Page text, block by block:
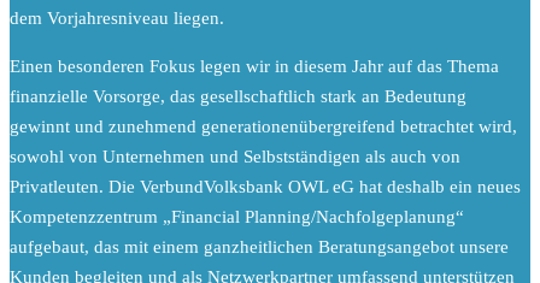
dem Vorjahresniveau liegen.
Einen besonderen Fokus legen wir in diesem Jahr auf das Thema
finanzielle Vorsorge, das gesellschaftlich stark an Bedeutung
gewinnt und zunehmend generationenübergreifend betrachtet wird,
sowohl von Unternehmen und Selbstständigen als auch von
Privatleuten. Die VerbundVolksbank OWL eG hat deshalb ein neues
Kompetenzzentrum „Financial Planning/Nachfolgeplanung“
aufgebaut, das mit einem ganzheitlichen Beratungsangebot unsere
Kunden begleiten und als Netzwerkpartner umfassend unterstützen